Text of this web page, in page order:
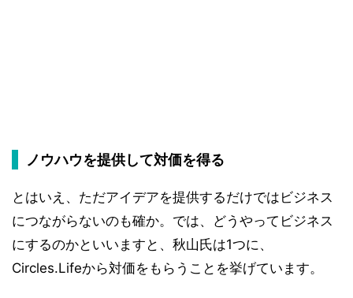
ノウハウを提供して対価を得る
とはいえ、ただアイデアを提供するだけではビジネス
につながらないのも確か。では、どうやってビジネス
にするのかといいますと、秋山氏は1つに、
Circles.Lifeから対価をもらうことを挙げています。